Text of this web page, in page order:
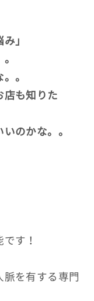
」
。
店も知りた
のかな。。
す！
を有する専門